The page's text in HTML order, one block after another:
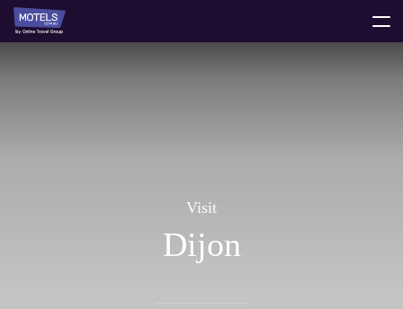
Visit
Dijon